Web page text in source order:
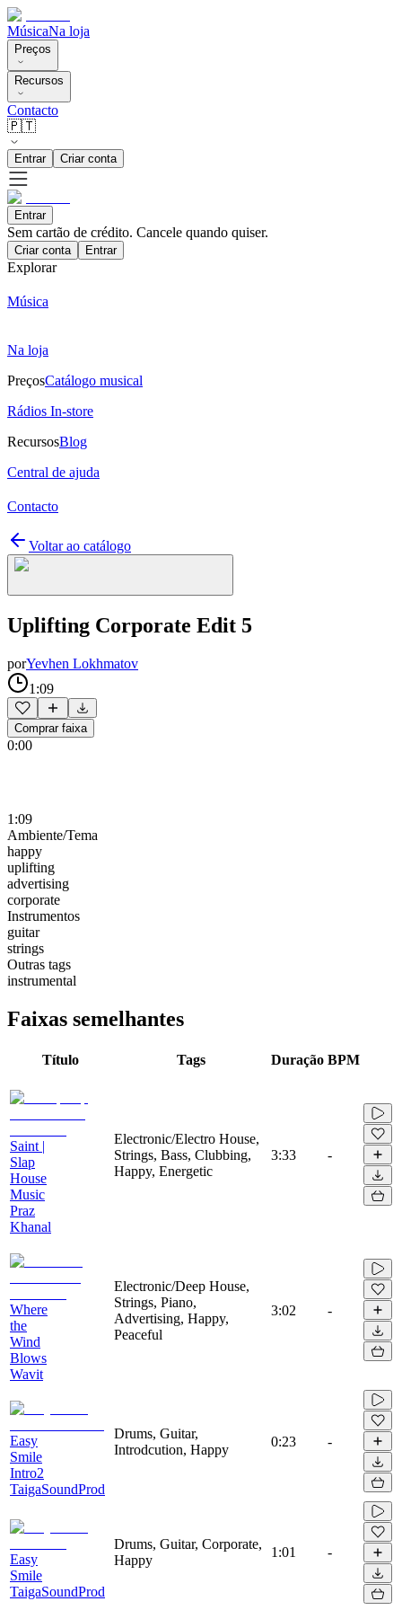
MúsicaNa loja
Preços
Recursos
Contacto
🇵🇹
Entrar Criar conta
Entrar
Sem cartão de crédito. Cancele quando quiser.
Criar conta Entrar
Explorar
Música
Na loja
PreçosCatálogo musical
Rádios In-store
RecursosBlog
Central de ajuda
Contacto
Voltar ao catálogo
Uplifting Corporate Edit 5
porYevhen Lokhmatov
1:09
Comprar faixa
0:00
1:09
Ambiente/Tema
happy
uplifting
advertising
corporate
Instrumentos
guitar
strings
Outras tags
instrumental
Faixas semelhantes
Título Tags Duração BPM
Saint |
Slap
House
Music
Praz
Khanal
Electronic/Electro House,
Strings, Bass, Clubbing,
Happy, Energetic
3:33 -
Where
the
Wind
Blows
Wavit
Electronic/Deep House,
Strings, Piano,
Advertising, Happy,
Peaceful
3:02 -
Easy
Smile
Intro2
TaigaSoundProd
Drums, Guitar,
Introdcution, Happy
0:23 -
Easy
Smile
TaigaSoundProd
Drums, Guitar, Corporate,
Happy
1:01 -